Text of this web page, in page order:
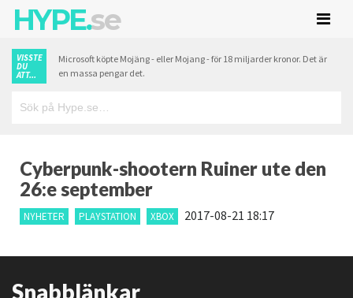
HYPE.se
VISSTE
DU
ATT...
Microsoft köpte Mojäng - eller Mojang - för 18 miljarder kronor. Det är
en massa pengar det.
Cyberpunk-shootern Ruiner ute den
26:e september
NYHETER PLAYSTATION XBOX 2017-08-21 18:17
Snabblänkar